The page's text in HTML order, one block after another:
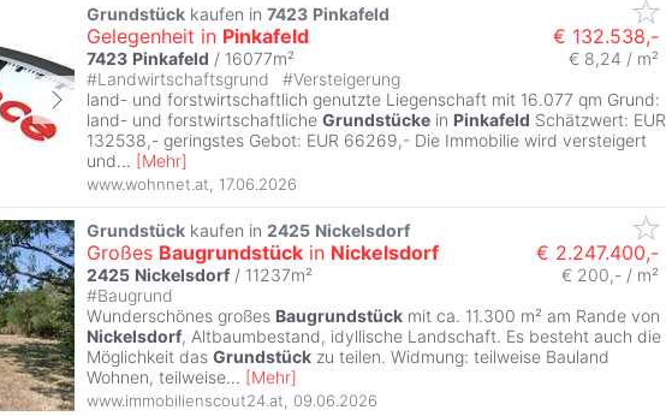
Grundstück kaufen in 7423 Pinkafeld
Gelegenheit in Pinkafeld € 132.538,-
7423 Pinkafeld / 16077m² € 8,24 / m²
#Landwirtschaftsgrund #Versteigerung
land- und forstwirtschaftlich genutzte Liegenschaft mit 16.077 qm Grund:
land- und forstwirtschaftliche Grundstücke in Pinkafeld Schätzwert: EUR
132538,- geringstes Gebot: EUR 66269,- Die Immobilie wird versteigert
und... [Mehr]
www.wohnnet.at 17.06.2026
Grundstück kaufen in 2425 Nickelsdorf
Großes Baugrundstück in Nickelsdorf € 2.247.400,-
2425 Nickelsdorf / 11237m²
€ 200,- / m²
#Baugrund
Wunderschönes großes Baugrundstück mit ca. 11.300 m² am Rande von
Nickelsdorf, Altbaumbestand, idyllische Landschaft. Es besteht auch die
Möglichkeit das Grundstück zu teilen. Widmung: teilweise Bauland
Wohnen, teilweise... [Mehr]
www.immobilienscout24.at 09.06.2026